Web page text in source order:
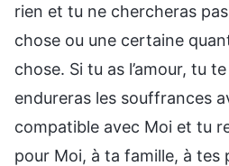
rien et tu ne chercheras
chose ou une certaine
chose. Si tu as l’amour, tu
endureras les souffrances
compatible avec Moi et tu
pour Moi, à ta famille, à tes